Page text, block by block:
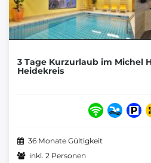
3 Tage Kurzurlaub im Michel
Heidekreis
36 Monate Gültigkeit
inkl. 2 Personen